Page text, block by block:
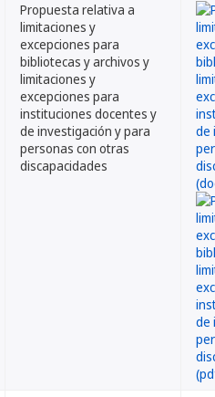
Propuesta relativa a
limitaciones y
excepciones para
bibliotecas y archivos y
limitaciones y
excepciones para
instituciones docentes y
de investigación y para
personas con otras
discapacidades